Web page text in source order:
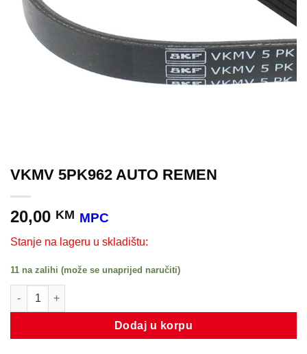
VKMV 5PK962 AUTO REMEN
20,00 KM MPC
Stanje na lageru u skladištu:
11 na zalihi (može se unaprijed naručiti)
VKMV 5PK962 AUTO REMEN količina
Dodaj u korpu